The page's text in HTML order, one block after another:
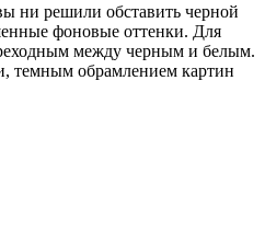
ни решили обставить черной
фоновые оттенки. Для
между черным и белым.
темным обрамлением картин